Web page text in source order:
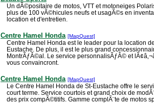
Un dÃ©positaire de motos, VTT et motoneiges
plus de 100 vÃ©hicules neufs et usagÃ©s en
location et d'entretien.
Centre Hamel Honda [MapQuest]
Centre Hamel Honda est le leader pour la location
Eustache. De plus, il est le plus grand
MontrÃƒÂ©al. Le service personnalisÃƒÂ© et
vous convaincront.
Centre Hamel Honda [MapQuest]
Le Centre Hamel Honda de St-Eustache offre le
court terme. Service courtois et grand choix de
des prix compÃ©titifs. Gamme complÃ¨te de motos